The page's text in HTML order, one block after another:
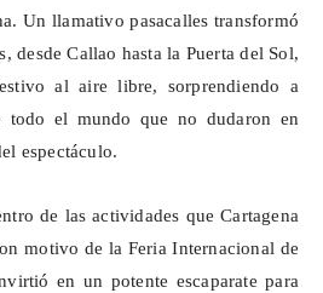
Un llamativo pasacalles transformó
desde Callao hasta la Puerta del Sol,
al aire libre, sorprendiendo a
todo el mundo que no dudaron en
espectáculo.
de las actividades que Cartagena
motivo de la Feria Internacional de
en un potente escaparate para